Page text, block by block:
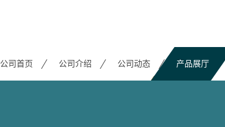
公司首页 公司介绍 公司动态 产品展厅